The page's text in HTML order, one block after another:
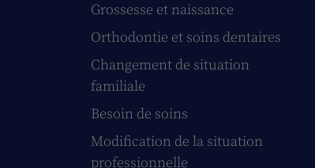
Grossesse et naissance
Orthodontie et soins dentaires
Changement de situation
familiale
Besoin de soins
Modification de la situation
professionnelle